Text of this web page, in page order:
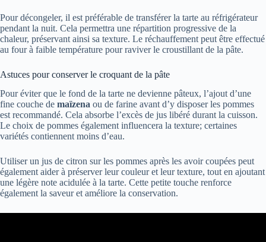
Pour décongeler, il est préférable de transférer la tarte au réfrigérateur
pendant la nuit. Cela permettra une répartition progressive de la
chaleur, préservant ainsi sa texture. Le réchauffement peut être effectué
au four à faible température pour raviver le croustillant de la pâte.
Astuces pour conserver le croquant de la pâte
Pour éviter que le fond de la tarte ne devienne pâteux, l’ajout d’une
fine couche de maïzena ou de farine avant d’y disposer les pommes
est recommandé. Cela absorbe l’excès de jus libéré durant la cuisson.
Le choix de pommes également influencera la texture; certaines
variétés contiennent moins d’eau.
Utiliser un jus de citron sur les pommes après les avoir coupées peut
également aider à préserver leur couleur et leur texture, tout en ajoutant
une légère note acidulée à la tarte. Cette petite touche renforce
également la saveur et améliore la conservation.